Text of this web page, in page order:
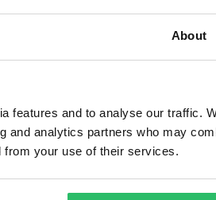
About
features and to analyse our traffic.
and analytics partners who may
from your use of their services.
1 269 kr
1 Recensioner
EVS Travis Pastrana TP199 MX
Knäskydd Barn Svart/Hi-Vis